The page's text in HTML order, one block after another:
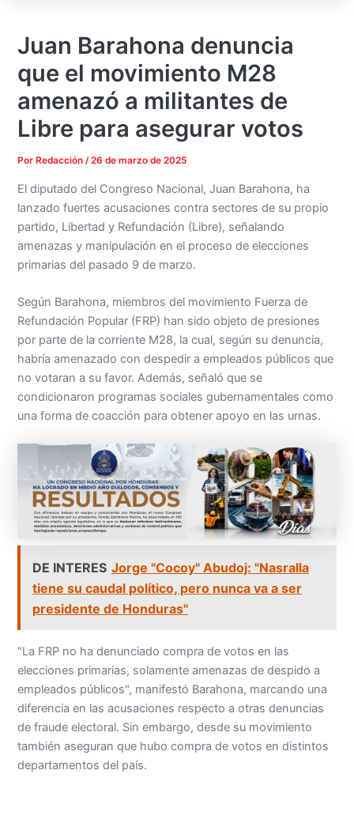
Juan Barahona denuncia
que el movimiento M28
amenazó a militantes de
Libre para asegurar votos
Por Redacción/26 de marzo de 2025
El diputado del Congreso Nacional, Juan Barahona, ha
lanzado fuertes acusaciones contra sectores de su propio
partido, Libertad y Refundación (Libre), señalando
amenazas y manipulación en el proceso de elecciones
primarias del pasado 9 de marzo.
Según Barahona, miembros del movimiento Fuerza de
Refundación Popular (FRP) han sido objeto de presiones
por parte de la corriente M28, la cual, según su denuncia,
habría amenazado con despedir a empleados públicos que
no votaran a su favor. Además, señaló que se
condicionaron programas sociales gubernamentales como
una forma de coacción para obtener apoyo en las urnas.
DE INTERES Jorge "Cocoy" Abudoj: "Nasralla
tiene su caudal político, pero nunca va a ser
presidente de Honduras"
"La FRP no ha denunciado compra de votos en las
elecciones primarias, solamente amenazas de despido a
empleados públicos", manifestó Barahona, marcando una
diferencia en las acusaciones respecto a otras denuncias
de fraude electoral. Sin embargo, desde su movimiento
también aseguran que hubo compra de votos en distintos
departamentos del país.